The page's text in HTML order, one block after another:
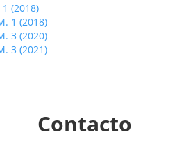
(2018)
1 (2018)
3 (2020)
3 (2021)
Contacto